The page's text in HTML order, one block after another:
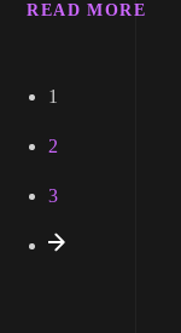
READ MORE
1
2
3